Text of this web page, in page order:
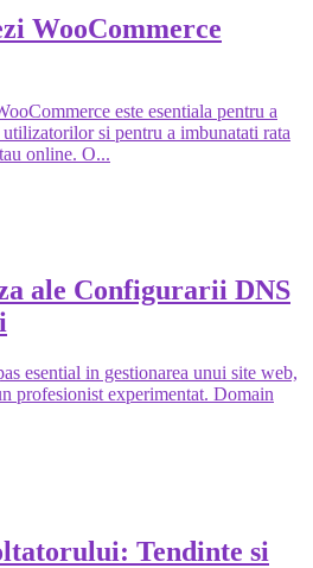
WooCommerce
este esentiala pentru a
si pentru a imbunatati rata
online. O...
ale Configurarii DNS
esential in gestionarea unui site web,
profesionist experimentat. Domain
Tendinte si